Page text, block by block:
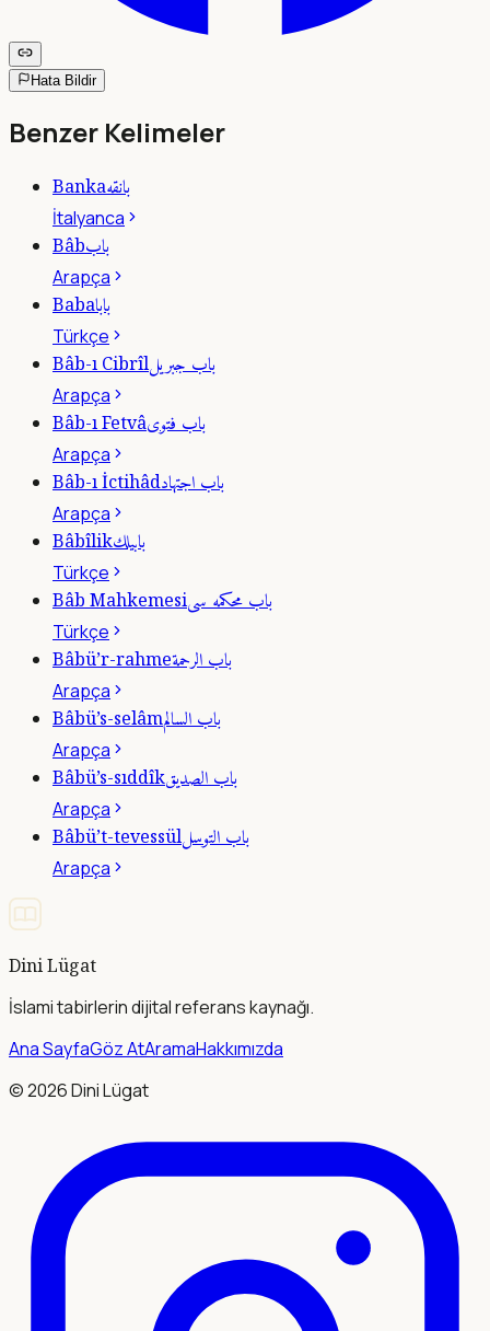
Hata Bildir
Benzer Kelimeler
Bankaبانقه
İtalyanca
Bâbباب
Arapça
Babaبابا
Türkçe
Bâb-ı Cibrîlباب جبريل
Arapça
Bâb-ı Fetvâباب فتوى
Arapça
Bâb-ı İctihâdباب اجتهاد
Arapça
Bâbîlikبابيلك
Türkçe
Bâb Mahkemesiباب محكمه سى
Türkçe
Bâbü’r-rahmeباب الرحمة
Arapça
Bâbü’s-selâmباب السالم
Arapça
Bâbü’s-sıddîkباب الصديق
Arapça
Bâbü’t-tevessülباب التوسل
Arapça
Dini Lügat
İslami tabirlerin dijital referans kaynağı.
Ana SayfaGöz AtAramaHakkımızda
©2026Dini Lügat